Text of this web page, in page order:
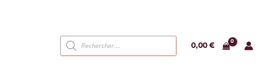
Recherche
de
produits
0,00 €